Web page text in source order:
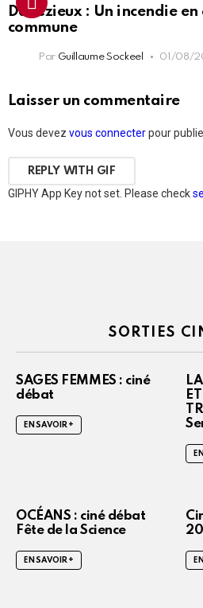
Davézieux : Un incendie
commune
Par Guillaume Sockeel 01/08/
Laisser un commentaire
Vous devez vous connecterpour
REPLY WITH GIF
GIPHY App Key not set. Please check
SORTIES
SAGES FEMMES : ciné
débat
EN SAVOIR +
OCÉANS : ciné débat
Fête de la Science
EN SAVOIR +